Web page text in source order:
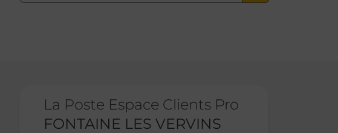
La Poste Espace Clients Pro
FONTAINE LES VERVINS